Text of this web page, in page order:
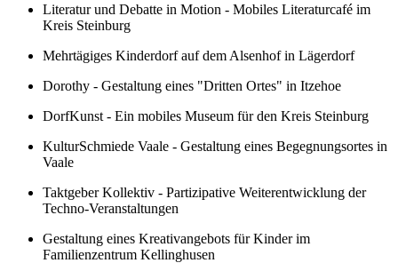
Literatur und Debatte in Motion - Mobiles Literaturcafé im
Kreis Steinburg
Mehrtägiges Kinderdorf auf dem Alsenhof in Lägerdorf
Dorothy - Gestaltung eines "Dritten Ortes" in Itzehoe
DorfKunst - Ein mobiles Museum für den Kreis Steinburg
KulturSchmiede Vaale - Gestaltung eines Begegnungsortes in
Vaale
Taktgeber Kollektiv - Partizipative Weiterentwicklung der
Techno-Veranstaltungen
Gestaltung eines Kreativangebots für Kinder im
Familienzentrum Kellinghusen